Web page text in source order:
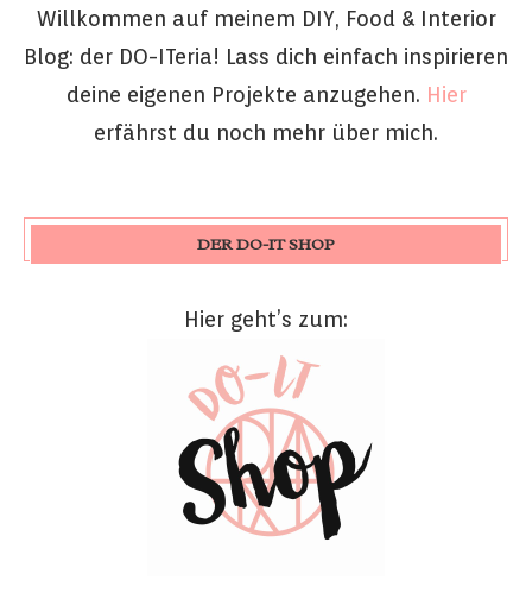
Willkommen auf meinem DIY, Food & Interior
Blog: der DO-ITeria! Lass dich einfach inspirieren
deine eigenen Projekte anzugehen. Hier
erfährst du noch mehr über mich.
DER DO-IT SHOP
Hier geht’s zum: